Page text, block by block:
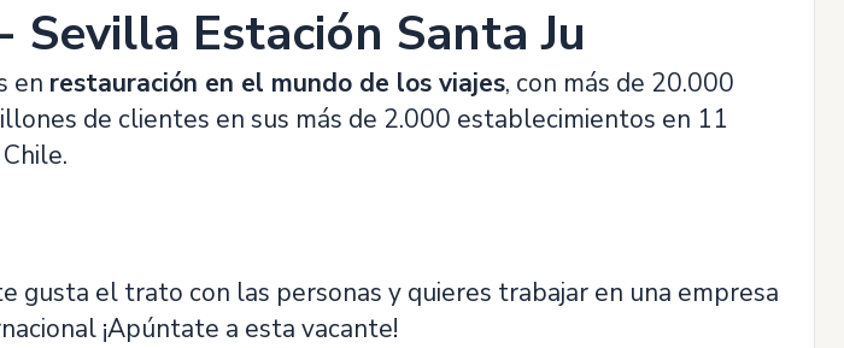
Estación Santa Justa.
en restauración en el mundo de los viajes, con más de 20.000
de clientes en sus más de 2.000 establecimientos en 11
gusta el trato con las personas y quieres trabajar en una empresa
¡Apúntate a esta vacante!